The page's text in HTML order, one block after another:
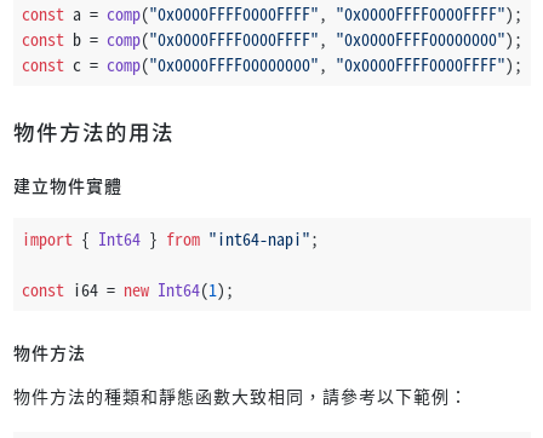
const a = comp("0x0000FFFF0000FFFF", "0x0000FFFF0000FFFF");
const b = comp("0x0000FFFF0000FFFF", "0x0000FFFF00000000");
const c = comp("0x0000FFFF00000000", "0x0000FFFF0000FFFF");
物件方法的用法
建立物件實體
import { Int64 } from "int64-napi";
const i64 = new Int64(1);
物件方法
物件方法的種類和靜態函數大致相同，請參考以下範例：